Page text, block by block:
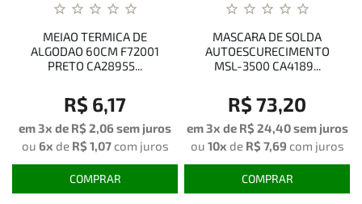
MEIAO TERMICA DE
ALGODAO 60CM F72001
PRETO CA28955...
R$ 6,17
em 3x de R$ 2,06sem juros
ou 6x de R$ 1,07 com juros
COMPRAR
MASCARA DE SOLDA
AUTOESCURECIMENTO
MSL-3500 CA4189...
R$ 73,20
em 3x de R$ 24,40sem juros
ou 10x de R$ 7,69 com juros
COMPRAR